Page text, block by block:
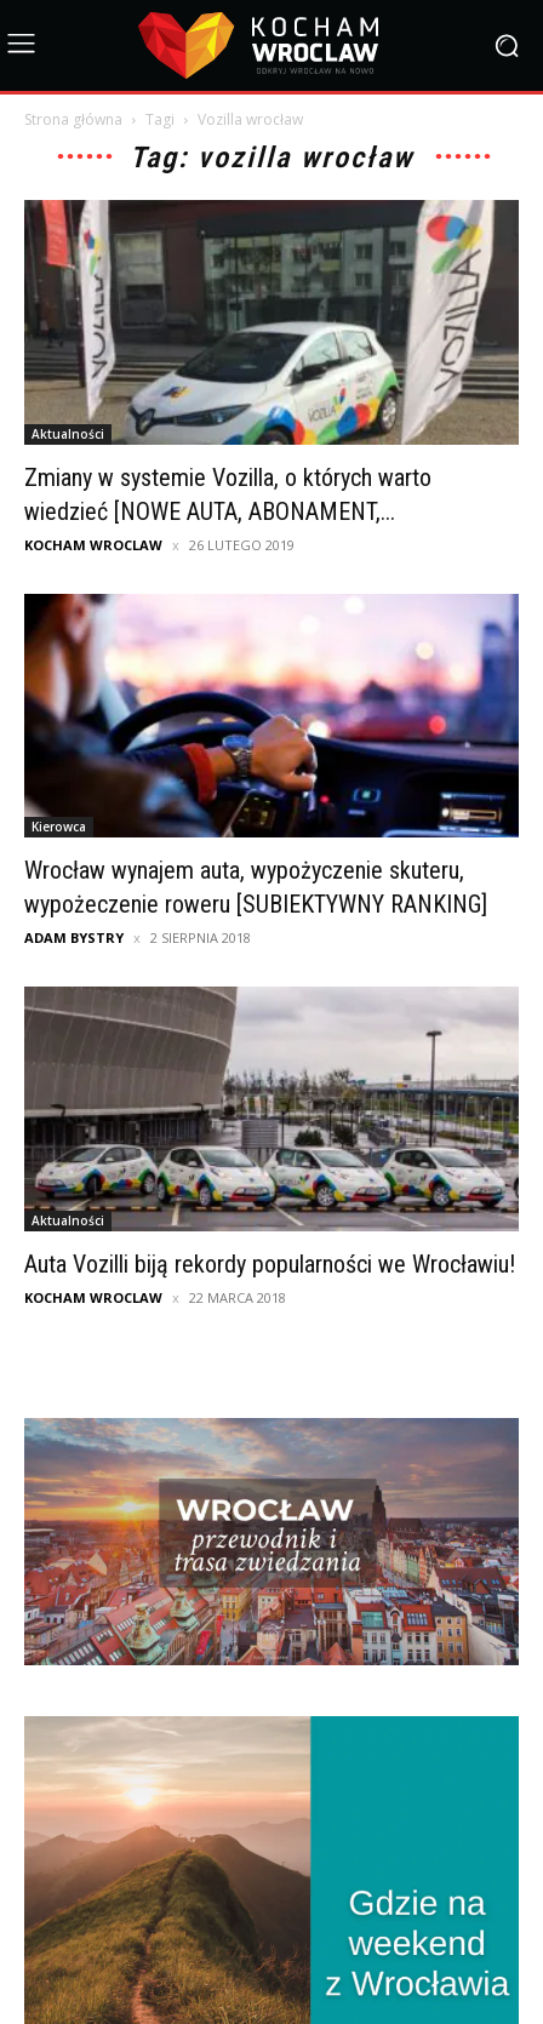
Strona główna Tagi Vozilla wrocław
Tag: vozilla wrocław
Aktualności
Zmiany w systemie Vozilla, o których warto
wiedzieć [NOWE AUTA, ABONAMENT,...
KOCHAM WROCLAW 26 LUTEGO 2019
Kierowca
Wrocław wynajem auta, wypożyczenie skuteru,
wypożeczenie roweru [SUBIEKTYWNY RANKING]
ADAM BYSTRY 2 SIERPNIA 2018
Aktualności
Auta Vozilli biją rekordy popularności we Wrocławiu!
KOCHAM WROCLAW 22 MARCA 2018